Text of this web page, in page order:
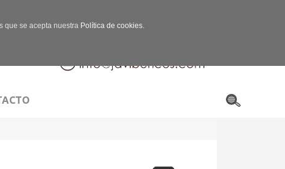
que se acepta nuestra Política de cookies.